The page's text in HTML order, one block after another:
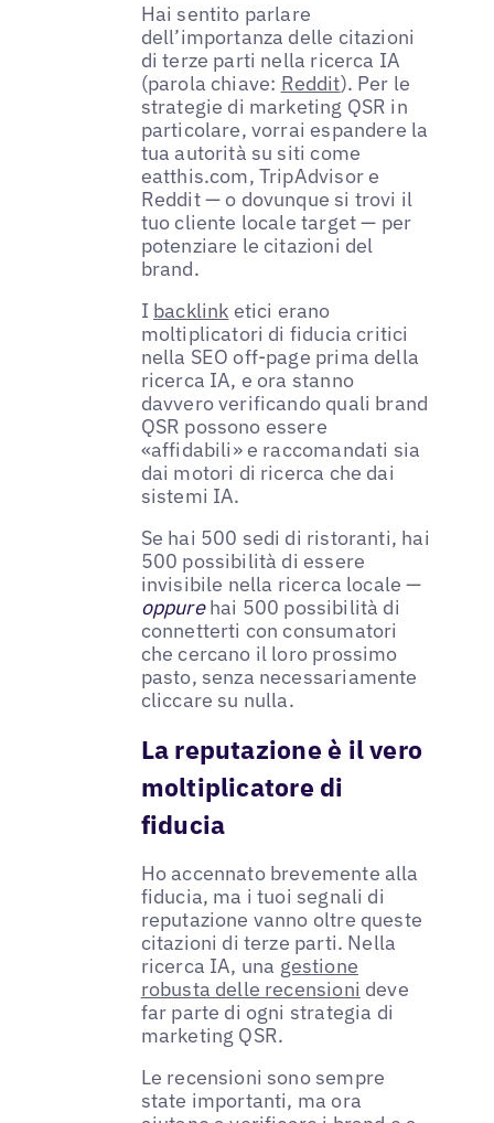
Hai sentito parlare
dell’importanza delle citazioni
di terze parti nella ricerca IA
(parola chiave: Reddit). Per le
strategie di marketing QSR in
particolare, vorrai espandere la
tua autorità su siti come
eatthis.com, TripAdvisor e
Reddit — o dovunque si trovi il
tuo cliente locale target — per
potenziare le citazioni del
brand.
I backlink etici erano
moltiplicatori di fiducia critici
nella SEO off-page prima della
ricerca IA, e ora stanno
davvero verificando quali brand
QSR possono essere
«affidabili» e raccomandati sia
dai motori di ricerca che dai
sistemi IA.
Se hai 500 sedi di ristoranti, hai
500 possibilità di essere
invisibile nella ricerca locale —
oppurehai 500 possibilità di
connetterti con consumatori
che cercano il loro prossimo
pasto, senza necessariamente
cliccare su nulla.
La reputazione è il vero
moltiplicatore di
fiducia
Ho accennato brevemente alla
fiducia, ma i tuoi segnali di
reputazione vanno oltre queste
citazioni di terze parti. Nella
ricerca IA, una gestione
robusta delle recensioni deve
far parte di ogni strategia di
marketing QSR.
Le recensioni sono sempre
state importanti, ma ora